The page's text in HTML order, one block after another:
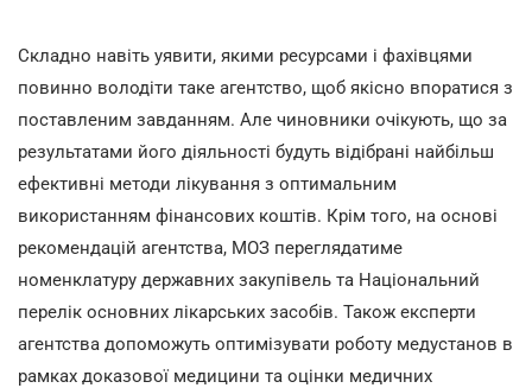
Складно навіть уявити, якими ресурсами і фахівцями
повинно володіти таке агентство, щоб якісно впоратися з
поставленим завданням. Але чиновники очікують, що за
результатами його діяльності будуть відібрані найбільш
ефективні методи лікування з оптимальним
використанням фінансових коштів. Крім того, на основі
рекомендацій агентства, МОЗ переглядатиме
номенклатуру державних закупівель та Національний
перелік основних лікарських засобів. Також експерти
агентства допоможуть оптимізувати роботу медустанов в
рамках доказової медицини та оцінки медичних